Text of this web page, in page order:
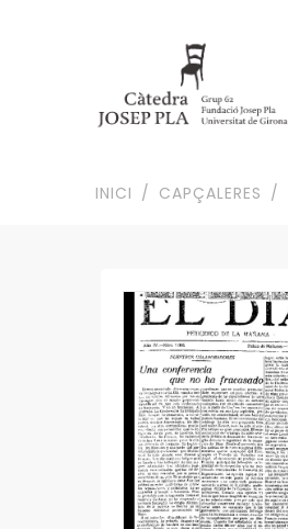
INICI CAPÇALERES